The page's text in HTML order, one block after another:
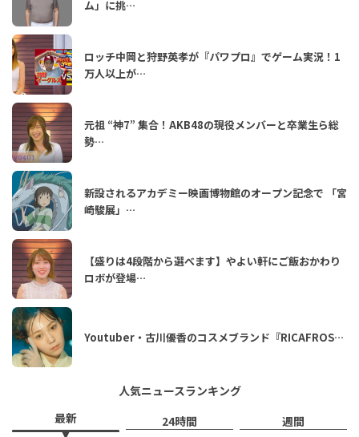
ム」に挑…
ロッチ中岡と狩野英孝が『パワプロ』でゲーム実況！1
万人以上が…
元祖 “神7” 集合！AKB48の現役メンバーと卒業生ら総
勢…
新設されるアカデミー映画博物館のオープン記念で 「宮
崎駿展」…
【盛りは4段階から選べます】やよい軒にご飯おかわり
ロボが登場…
Youtuber・古川優香のコスメブランド『RICAFROS…
人気ニュースランキング
最新
24時間 週間